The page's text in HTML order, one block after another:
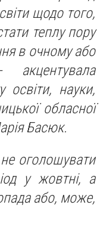
щодо того,
теплу пору
в очному або
освіти, науки,
обласної
Басюк.
оголошувати
у жовтні, а
або, може,